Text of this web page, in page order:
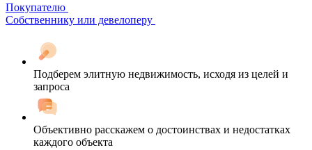
Покупателю
Собственнику или девелоперу
Подберем элитную недвижимость, исходя из целей и
запроса
Объективно расскажем о достоинствах и недостатках
каждого объекта